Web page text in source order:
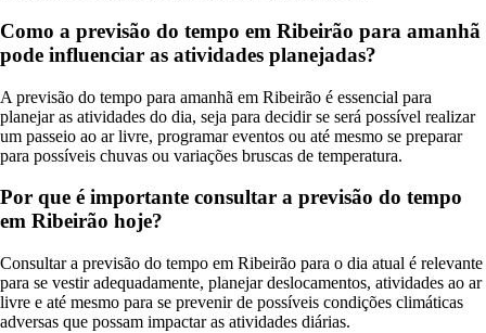
Como a previsão do tempo em Ribeirão para amanhã
pode influenciar as atividades planejadas?
A previsão do tempo para amanhã em Ribeirão é essencial para
planejar as atividades do dia, seja para decidir se será possível realizar
um passeio ao ar livre, programar eventos ou até mesmo se preparar
para possíveis chuvas ou variações bruscas de temperatura.
Por que é importante consultar a previsão do tempo
em Ribeirão hoje?
Consultar a previsão do tempo em Ribeirão para o dia atual é relevante
para se vestir adequadamente, planejar deslocamentos, atividades ao ar
livre e até mesmo para se prevenir de possíveis condições climáticas
adversas que possam impactar as atividades diárias.